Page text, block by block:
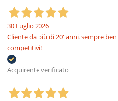
30 Luglio 2026
Cliente da più di 20' anni, sempre
competitivi!
Acquirente verificato